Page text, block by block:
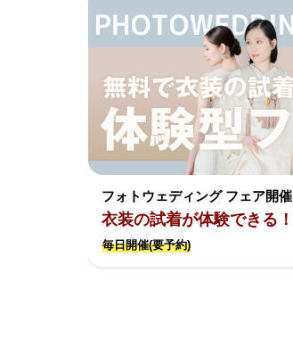
フォトウェディング フェア開催
衣装の試着が体験できる！
毎日開催(要予約)